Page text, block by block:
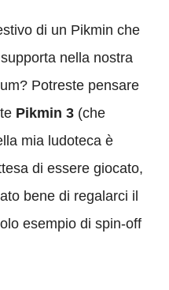
di un Pikmin che
nella nostra
Potreste pensare
Pikmin 3 (che
mia ludoteca è
di essere giocato,
bene di regalarci il
esempio di spin-off